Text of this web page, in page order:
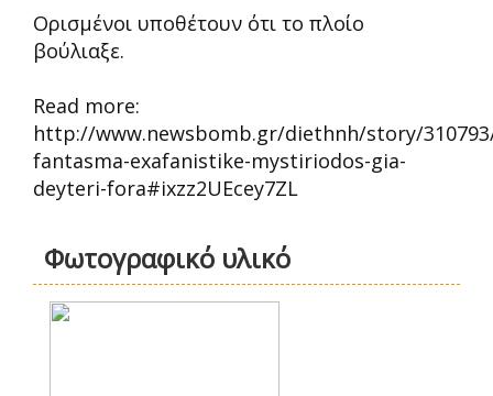
Ορισμένοι υποθέτουν ότι το πλοίο
βούλιαξε.
Read more:
http://www.newsbomb.gr/diethnh/story/
fantasma-exafanistike-mystiriodos-gia-
deyteri-fora#ixzz2UEcey7ZL
Φωτογραφικό υλικό